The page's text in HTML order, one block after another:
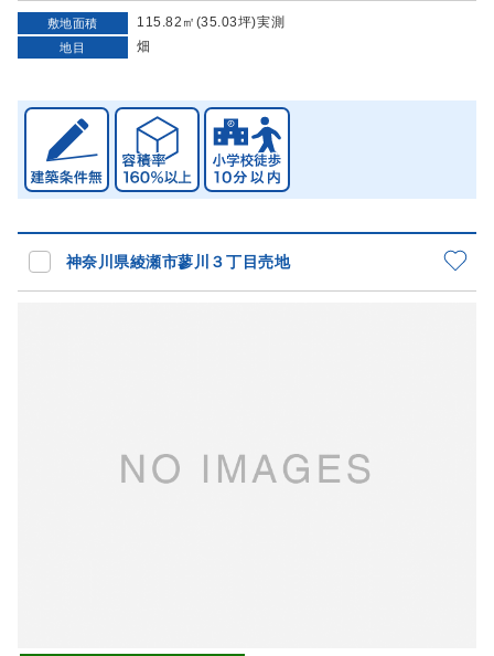
敷地面積 115.82㎡(35.03坪)実測
地目 畑
神奈川県綾瀬市蓼川３丁目売地